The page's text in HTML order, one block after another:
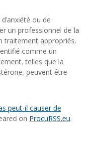
ou de
un professionnel de la
traitement appropriés.
comme un
telles que la
peuvent être
peut-il causer de
on ProcuRSS.eu.